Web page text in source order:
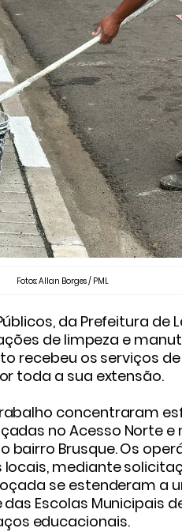
Fotos: Allan Borges / PML
da Prefeitura de
de limpeza e
recebeu os serviços
toda a sua extensão.
concentraram
no Acesso Norte e
bairro Brusque. Os
mediante
se estenderam a
Escolas Municipais
educacionais.